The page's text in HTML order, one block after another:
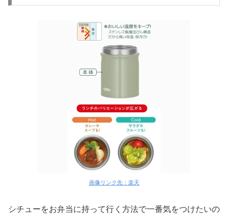
画像リンク先：楽天
シチューをお弁当に持って行く方法で一番気をつけたいの